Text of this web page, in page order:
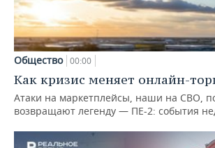
Общество 00:00
Как кризис меняет онлайн-
Атаки на маркетплейсы, наши на СВО,
возвращают легенду — ПЕ-2: события